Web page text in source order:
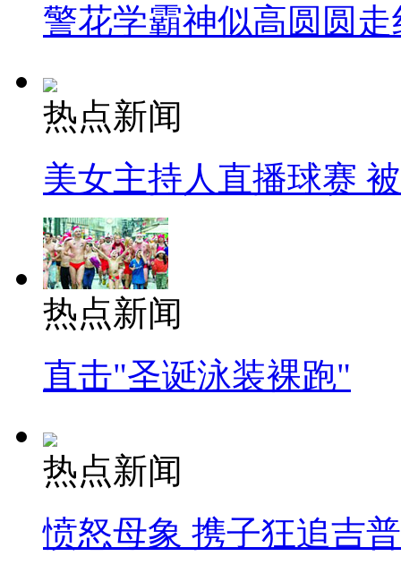
警花学霸神似高圆圆走
热点新闻
美女主持人直播球赛
热点新闻
直击"圣诞泳装裸跑"
热点新闻
愤怒母象 携子狂追吉